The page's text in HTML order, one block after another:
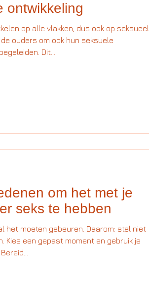
ontwikkeling
op alle vlakken, dus ook op seksueel
ouders om ook hun seksuele
Dit...
om het met je
seks te hebben
het moeten gebeuren. Daarom: stel niet
Kies een gepast moment en gebruik je